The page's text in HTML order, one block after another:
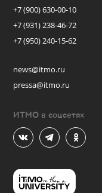
+7 (900) 630-00-10
+7 (931) 238-46-72
+7 (950) 240-15-62
news@itmo.ru
pressa@itmo.ru
ИТМО в соцсетях